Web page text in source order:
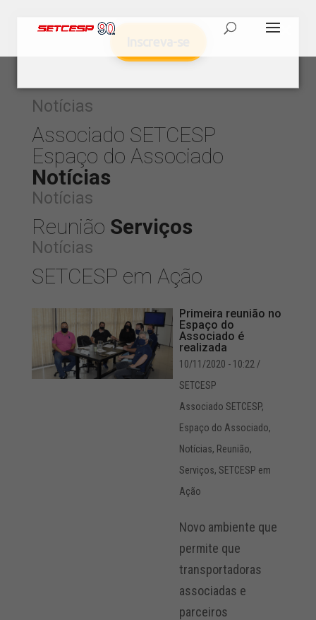
Notícias
Associado SETCESP
Espaço do Associado
Notícias
Notícias
Reunião Serviços
Notícias
SETCESP em Ação
Primeira reunião no
Espaço do
Associado é
realizada
10/11/2020 - 10:22 /
SETCESP
Associado SETCESP,
Espaço do Associado,
Notícias, Reunião,
Serviços, SETCESP em
Ação
Novo ambiente que
permite que
transportadoras
associadas e
parceiros